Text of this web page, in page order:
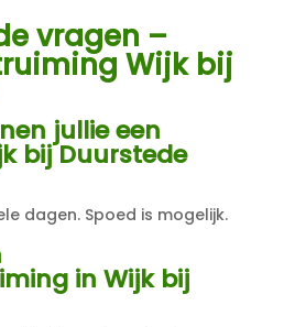
vragen –
Wijk bij
jullie een
bij Duurstede
dagen. Spoed is mogelijk.
in Wijk bij